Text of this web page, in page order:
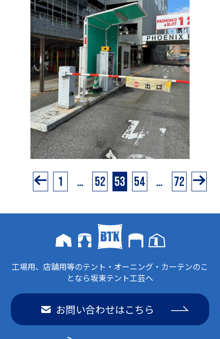
1 … 52 53 54 … 72
工場用、店舗用等のテント・オーニング・カーテンのこ
となら坂東テント工芸へ
お問い合わせはこちら